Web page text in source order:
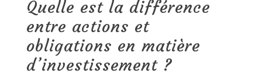
Quelle est la différence
entre actions et
obligations en matière
d’investissement ?